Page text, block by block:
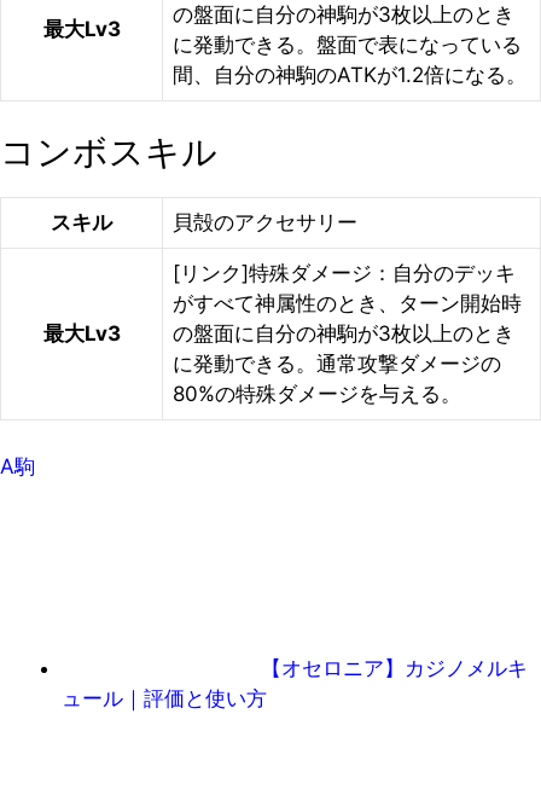
最大Lv3
の盤面に自分の神駒が3枚以上のとき
に発動できる。盤面で表になっている
間、自分の神駒のATKが1.2倍になる。
コンボスキル
スキル 貝殻のアクセサリー
最大Lv3
[リンク]特殊ダメージ：自分のデッキ
がすべて神属性のとき、ターン開始時
の盤面に自分の神駒が3枚以上のとき
に発動できる。通常攻撃ダメージの
80%の特殊ダメージを与える。
A駒
【オセロニア】カジノメルキ
ュール｜評価と使い方